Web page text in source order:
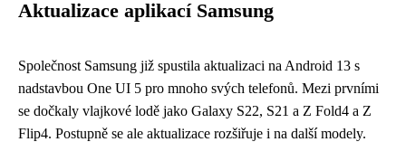
Aktualizace aplikací Samsung
Společnost Samsung již spustila aktualizaci na Android 13 s
nadstavbou One UI 5 pro mnoho svých telefonů. Mezi prvními
se dočkaly vlajkové lodě jako Galaxy S22, S21 a Z Fold4 a Z
Flip4. Postupně se ale aktualizace rozšiřuje i na další modely.